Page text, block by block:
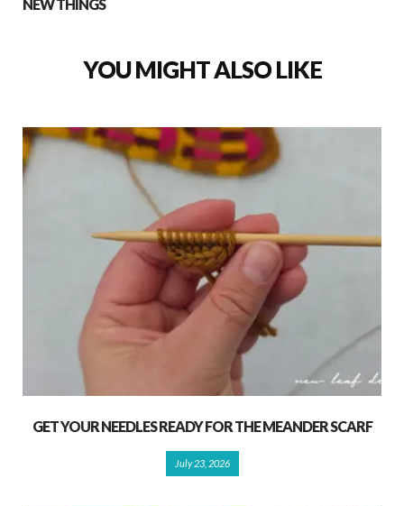
NEW THINGS
YOU MIGHT ALSO LIKE
GET YOUR NEEDLES READY FOR THE MEANDER SCARF
July 23, 2026